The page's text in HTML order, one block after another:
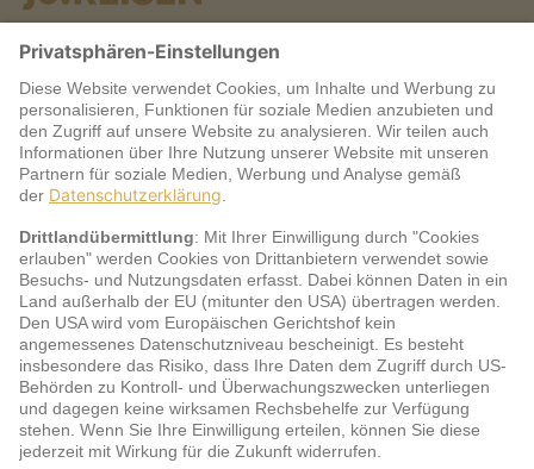
Warum jö?
Service
jö Bonus Club Partner
Zahlungsarten & Sicherheit